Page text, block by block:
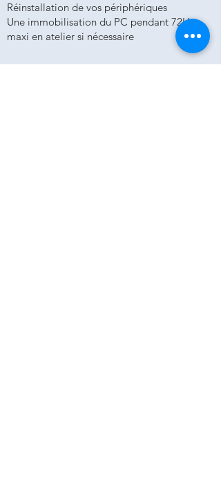
Réinstallation de vos périphériques
Une immobilisation du PC pendant 72H
maxi en atelier si nécessaire